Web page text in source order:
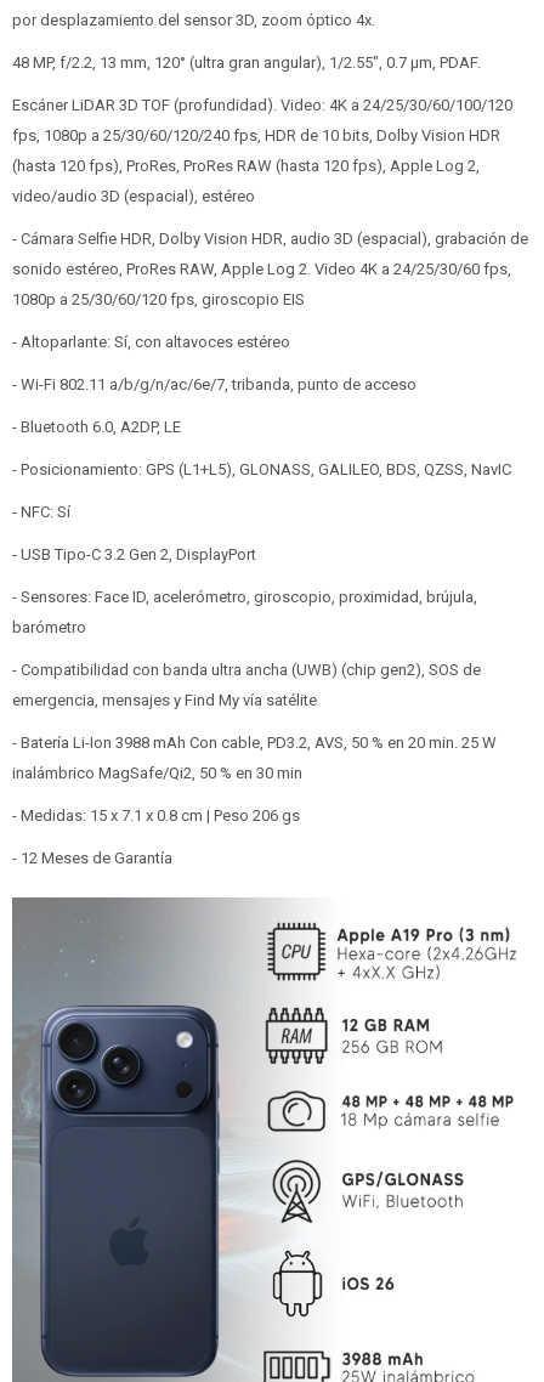
por desplazamiento del sensor 3D, zoom óptico 4x.
48 MP, f/2.2, 13 mm, 120° (ultra gran angular), 1/2.55", 0.7 µm, PDAF.
Escáner LiDAR 3D TOF (profundidad). Video: 4K a 24/25/30/60/100/120
fps, 1080p a 25/30/60/120/240 fps, HDR de 10 bits, Dolby Vision HDR
(hasta 120 fps), ProRes, ProRes RAW (hasta 120 fps), Apple Log 2,
video/audio 3D (espacial), estéreo
- Cámara Selfie HDR, Dolby Vision HDR, audio 3D (espacial), grabación de
sonido estéreo, ProRes RAW, Apple Log 2. Video 4K a 24/25/30/60 fps,
1080p a 25/30/60/120 fps, giroscopio EIS
- Altoparlante: Sí, con altavoces estéreo
- Wi-Fi 802.11 a/b/g/n/ac/6e/7, tribanda, punto de acceso
- Bluetooth 6.0, A2DP, LE
- Posicionamiento: GPS (L1+L5), GLONASS, GALILEO, BDS, QZSS, NavIC
- NFC: Sí
- USB Tipo-C 3.2 Gen 2, DisplayPort
- Sensores: Face ID, acelerómetro, giroscopio, proximidad, brújula,
barómetro
- Compatibilidad con banda ultra ancha (UWB) (chip gen2), SOS de
emergencia, mensajes y Find My vía satélite
- Batería Li-Ion 3988 mAh Con cable, PD3.2, AVS, 50 % en 20 min. 25 W
inalámbrico MagSafe/Qi2, 50 % en 30 min
- Medidas: 15 x 7.1 x 0.8 cm | Peso 206 gs
- 12 Meses de Garantía